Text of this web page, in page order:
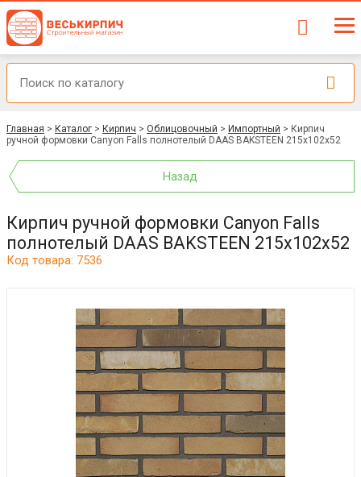
Главная > Каталог > Кирпич > Облицовочный > Импортный > Кирпич
ручной формовки Canyon Falls полнотелый DAAS BAKSTEEN 215x102x52
Назад
Кирпич ручной формовки Canyon Falls
полнотелый DAAS BAKSTEEN 215x102x52
Код товара: 7536